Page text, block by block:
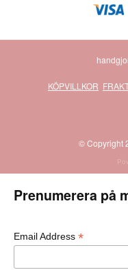
KÖPVILLKOR
© Copyright
Prenumerera på
Email Address *